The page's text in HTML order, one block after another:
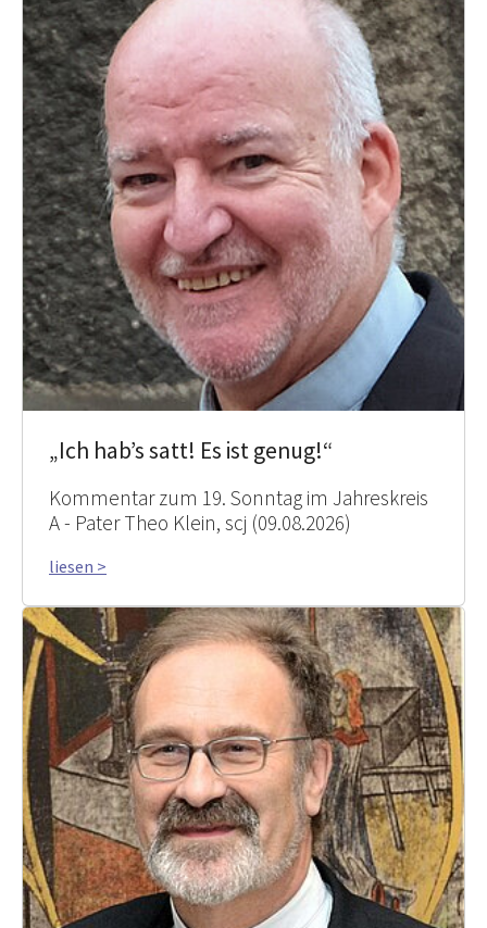
„Ich hab’s satt! Es ist genug!“
Kommentar zum 19. Sonntag im Jahreskreis
A - Pater Theo Klein, scj (09.08.2026)
liesen >